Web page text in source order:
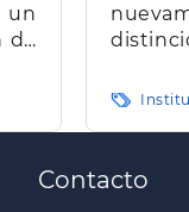
de
Contacto